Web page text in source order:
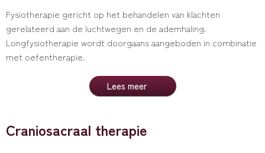
Fysiotherapie gericht op het behandelen van klachten
gerelateerd aan de luchtwegen en de ademhaling.
Longfysiotherapie wordt doorgaans aangeboden in combinatie
met oefentherapie.
Lees meer
Craniosacraal therapie